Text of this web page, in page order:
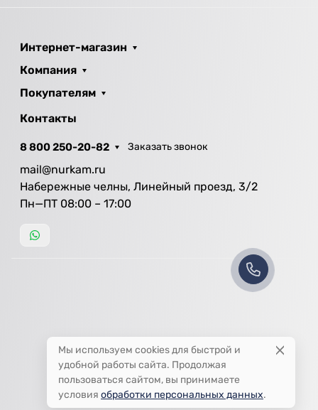
Интернет-магазин
Компания
Покупателям
Контакты
8 800 250-20-82 Заказать звонок
mail@nurkam.ru
Набережные челны, Линейный проезд, 3/2
Пн—ПТ 08:00 – 17:00
Мы используем cookies для быстрой и
удобной работы сайта. Продолжая
пользоваться сайтом, вы принимаете
условия обработки персональных данных.